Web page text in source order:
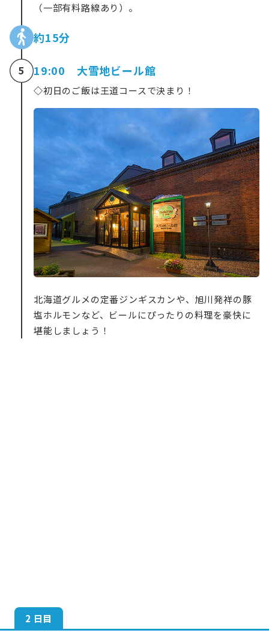
（一部有料路線あり）。
約15分
5 19:00 大雪地ビール館
◇初日のご飯は王道コースで決まり！
北海道グルメの定番ジンギスカンや、旭川発祥の豚
塩ホルモンなど、ビールにぴったりの料理を豪快に
堪能しましょう！
2 日目